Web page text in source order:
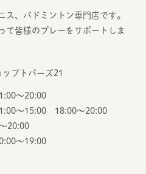
ス、バドミントン専門店です。
て皆様のプレーをサポートしま
プトパーズ21
〜20:00
～15:00 18:00～20:00
20:00
～19:00